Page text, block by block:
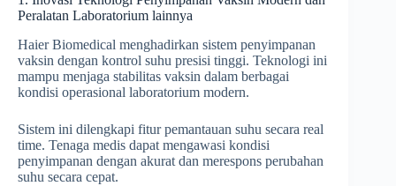
Peralatan Laboratorium lainnya
Haier Biomedical menghadirkan sistem penyimpanan
vaksin dengan kontrol suhu presisi tinggi. Teknologi ini
mampu menjaga stabilitas vaksin dalam berbagai
kondisi operasional laboratorium modern.
Sistem ini dilengkapi fitur pemantauan suhu secara real
time. Tenaga medis dapat mengawasi kondisi
penyimpanan dengan akurat dan merespons perubahan
suhu secara cepat.